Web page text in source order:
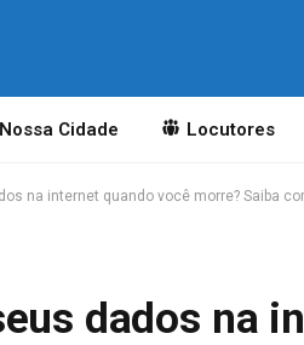
Nossa Cidade Locutores
na internet quando você morre? Saiba
dados na